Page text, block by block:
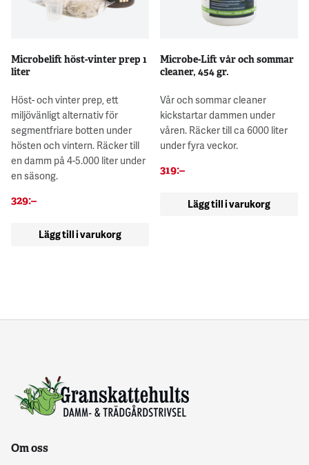
Microbelift höst-vinter prep 1
liter
Höst- och vinter prep, ett
miljövänligt alternativ för
segmentfriare botten under
hösten och vintern. Räcker till
en damm på 4-5.000 liter under
en säsong.
329:–
Lägg till i varukorg
Microbe-Lift vår och sommar
cleaner, 454 gr.
Vår och sommar cleaner
kickstartar dammen under
våren. Räcker till ca 6000 liter
under fyra veckor.
319:–
Lägg till i varukorg
Om oss